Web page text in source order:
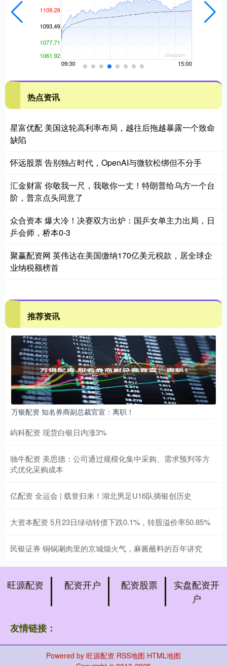
热点资讯
星富优配 美国这轮高利率布局，越往后拖越暴露一个致命
缺陷
怀远股票 告别独占时代，OpenAI与微软松绑但不分手
汇金财富 你敬我一尺，我敬你一丈！特朗普给乌方一个台
阶，普京点头同意了
众合资本 爆大冷！决赛双方出炉：国乒女单主力出局，日
乒会师，桥本0-3
聚赢配资网 英伟达在美国缴纳170亿美元税款，居全球企
业纳税额榜首
推荐资讯
万银配资 知名券商副总裁官宣：离职！
屿科配资 现货白银日内涨3%
驰牛配资 美思德：公司通过规模化集中采购、需求预判等方
式优化采购成本
亿配资 全运会 | 载誉归来！湖北男足U16队摘银创历史
大资本配资 5月23日绿动转债下跌0.1%，转股溢价率50.85%
民银证券 铜锅涮肉里的京城烟火气，麻酱蘸料的百年讲究
旺源配资 配资开户 配资股票
实盘配资开
户
友情链接：
Powered by 旺源配资 RSS地图 HTML地图